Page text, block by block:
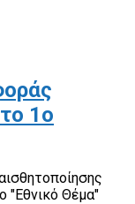
1o
"Εθνικό Θέμα"